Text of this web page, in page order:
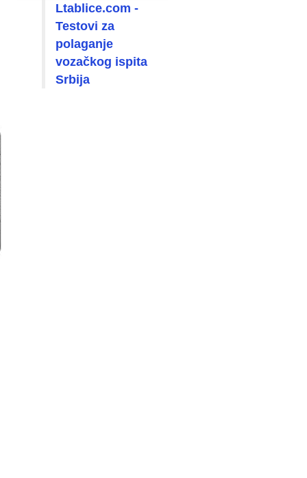
Ltablice.com -
Testovi za
polaganje
vozačkog ispita
Srbija